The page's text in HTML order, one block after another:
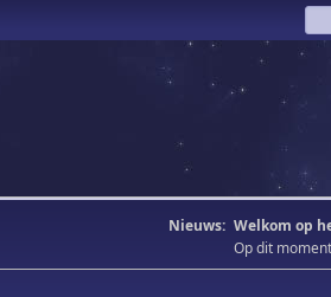
Nieuws: Welkom op
Op dit